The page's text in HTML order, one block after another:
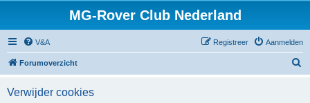
MG-Rover Club Nederland
V&A Aanmelden
Registreer
Forumoverzicht
Verwijder cookies